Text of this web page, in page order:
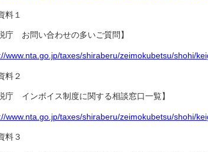
１
庁 お問い合わせの多いご質問】
www.nta.go.jp/taxes/shiraberu/zeimokubetsu/shohi/
料２
庁 インボイス制度に関する相談窓口一覧】
www.nta.go.jp/taxes/shiraberu/zeimokubetsu/shohi/
料３